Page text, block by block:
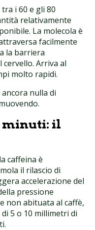
i 60 e gli 80
relativamente
La molecola è
facilmente
la barriera
Arriva al
molto rapidi.
nulla di
minuti: il
caffeina è
il rilascio di
accelerazione del
pressione
non abituata al caffè,
5 o 10 millimetri di